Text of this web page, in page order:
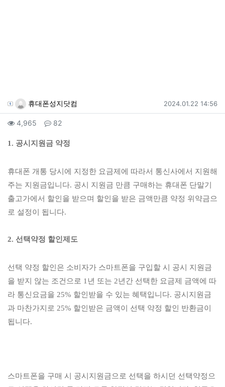
작성자 정보
휴대폰성지닷컴 작성일
2024.01.22 14:56
컨텐츠 정보
4,965 조회 82댓글
본문
1. 공시지원금 약정
휴대폰 개통 당시에 지정한 요금제에 따라서 통신사에서 지원해
주는 지원금입니다. 공시 지원금 만큼 구매하는 휴대폰 단말기
출고가에서 할인을 받으며 할인을 받은 금액만큼 약정 위약금으
로 설정이 됩니다.
2. 선택약정 할인제도
선택 약정 할인은 소비자가 스마트폰을 구입할 시 공시 지원금
을 받지 않는 조건으로 1년 또는 2년간 선택한 요금제 금액에 따
라 통신요금을 25% 할인받을 수 있는 혜택입니다. 공시지원금
과 마찬가지로 25% 할인받은 금액이 선택 약정 할인 반환금이
됩니다.
스마트폰을 구매 시 공시지원금으로 선택을 하시던 선택약정으